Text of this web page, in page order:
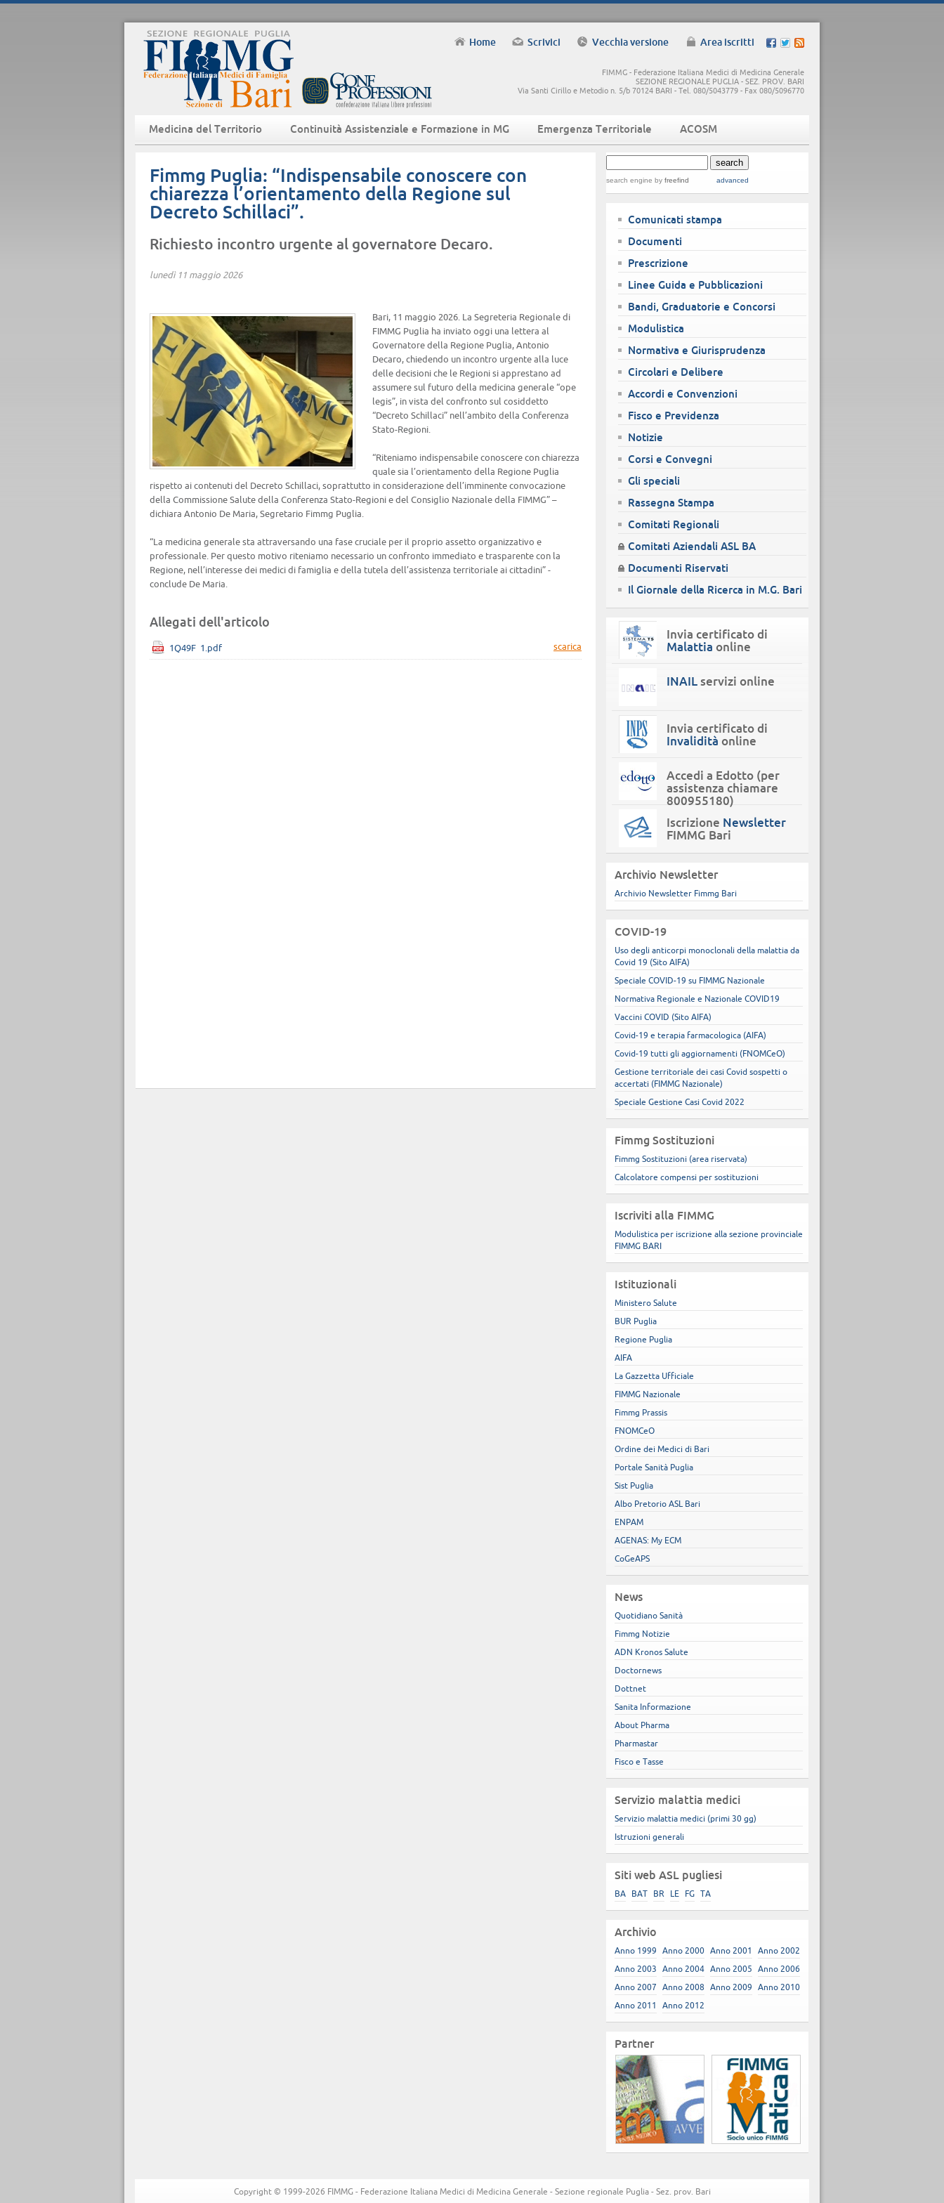
Home Scrivici Vecchia versione Area iscritti
Medicina del Territorio Continuità Assistenziale e Formazione in MG Emergenza Territoriale ACOSM
FIMMG - Federazione Italiana Medici di Medicina Generale
SEZIONE REGIONALE PUGLIA - SEZ. PROV. BARI
Via Santi Cirillo e Metodio n. 5/b 70124 BARI - Tel. 080/5043779 - Fax 080/5096770
search engine by freefind advanced
Comunicati stampa
Documenti
Prescrizione
Linee Guida e Pubblicazioni
Bandi, Graduatorie e Concorsi
Modulistica
Normativa e Giurisprudenza
Circolari e Delibere
Accordi e Convenzioni
Fisco e Previdenza
Notizie
Corsi e Convegni
Gli speciali
Rassegna Stampa
Comitati Regionali
Comitati Aziendali ASL BA
Documenti Riservati
Il Giornale della Ricerca in M.G. Bari
Invia certificato di
Malattia online
INAIL servizi online
Invia certificato di
Invalidità online
Accedi a Edotto (per
assistenza chiamare
800955180)
Iscrizione Newsletter
FIMMG Bari
Archivio Newsletter
Archivio Newsletter Fimmg Bari
COVID-19
Uso degli anticorpi monoclonali della malattia da
Covid 19 (Sito AIFA)
Speciale COVID-19 su FIMMG Nazionale
Normativa Regionale e Nazionale COVID19
Vaccini COVID (Sito AIFA)
Covid-19 e terapia farmacologica (AIFA)
Covid-19 tutti gli aggiornamenti (FNOMCeO)
Gestione territoriale dei casi Covid sospetti o
accertati (FIMMG Nazionale)
Speciale Gestione Casi Covid 2022
Fimmg Sostituzioni
Fimmg Sostituzioni (area riservata)
Calcolatore compensi per sostituzioni
Iscriviti alla FIMMG
Modulistica per iscrizione alla sezione provinciale
FIMMG BARI
Istituzionali
Ministero Salute
BUR Puglia
Regione Puglia
AIFA
La Gazzetta Ufficiale
FIMMG Nazionale
Fimmg Prassis
FNOMCeO
Ordine dei Medici di Bari
Portale Sanità Puglia
Sist Puglia
Albo Pretorio ASL Bari
ENPAM
AGENAS: My ECM
CoGeAPS
News
Quotidiano Sanità
Fimmg Notizie
ADN Kronos Salute
Doctornews
Dottnet
Sanita Informazione
About Pharma
Pharmastar
Fisco e Tasse
Servizio malattia medici
Servizio malattia medici (primi 30 gg)
Istruzioni generali
Siti web ASL pugliesi
BA BAT BR LE FG TA
Archivio
Anno 1999 Anno 2000 Anno 2001
Anno 2002
Anno 2003
Anno 2004 Anno 2005
Anno 2006
Anno 2007
Anno 2008 Anno 2009
Anno 2010
Anno 2011
Anno 2012
Partner
Fimmg Puglia: “Indispensabile conoscere con
chiarezza l’orientamento della Regione sul
Decreto Schillaci”.
Richiesto incontro urgente al governatore Decaro.
lunedì 11 maggio 2026
Bari, 11 maggio 2026. La Segreteria Regionale di
FIMMG Puglia ha inviato oggi una lettera al
Governatore della Regione Puglia, Antonio
Decaro, chiedendo un incontro urgente alla luce
delle decisioni che le Regioni si apprestano ad
assumere sul futuro della medicina generale “ope
legis”, in vista del confronto sul cosiddetto
“Decreto Schillaci” nell’ambito della Conferenza
Stato-Regioni.
“Riteniamo indispensabile conoscere con chiarezza
quale sia l’orientamento della Regione Puglia
rispetto ai contenuti del Decreto Schillaci, soprattutto in considerazione dell’imminente convocazione
della Commissione Salute della Conferenza Stato-Regioni e del Consiglio Nazionale della FIMMG” –
dichiara Antonio De Maria, Segretario Fimmg Puglia.
“La medicina generale sta attraversando una fase cruciale per il proprio assetto organizzativo e
professionale. Per questo motivo riteniamo necessario un confronto immediato e trasparente con la
Regione, nell’interesse dei medici di famiglia e della tutela dell’assistenza territoriale ai cittadini” -
conclude De Maria.
Allegati dell'articolo
1Q49F_1.pdf scarica
Copyright © 1999-2026 FIMMG - Federazione Italiana Medici di Medicina Generale - Sezione regionale Puglia - Sez. prov. Bari